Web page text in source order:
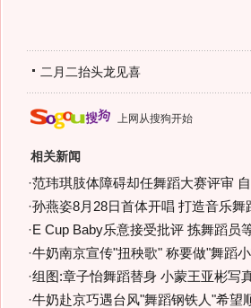
二月二抬头龙见喜
上网从搜狗开始
相关新闻
·范玮琪肢体障碍却任舞蹈大赛评审
·孙燕姿8月28日首体开唱 打造音乐舞
·E Cup Baby乐意接受批评 拣舞蹈员
·牛奶南京宣传"扭秧歌" 称要做"舞蹈
·组图:章子怡舞蹈替身 小蒙王亚彬写
·牛奶赴京巧遇台风"舞蹈钢铁人"希望